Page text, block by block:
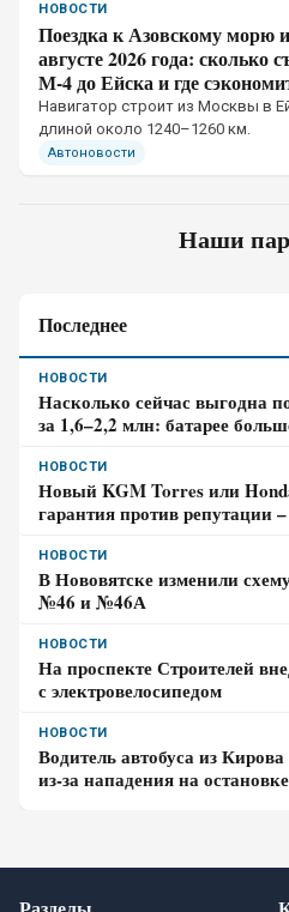
НОВОСТИ
Поездка к Азовскому
августе 2026 года: сколько
М-4 до Ейска и где
Навигатор строит из Москвы в
длиной около 1240–1260 км.
Автоновости
Наши
Последнее
НОВОСТИ
Насколько сейчас выгодна
за 1,6–2,2 млн: батарее
НОВОСТИ
Новый KGM Torres или
гарантия против репутации
НОВОСТИ
В Нововятске изменили
№46 и №46А
НОВОСТИ
На проспекте Строителей
с электровелосипедом
НОВОСТИ
Водитель автобуса из
из-за нападения на остановке